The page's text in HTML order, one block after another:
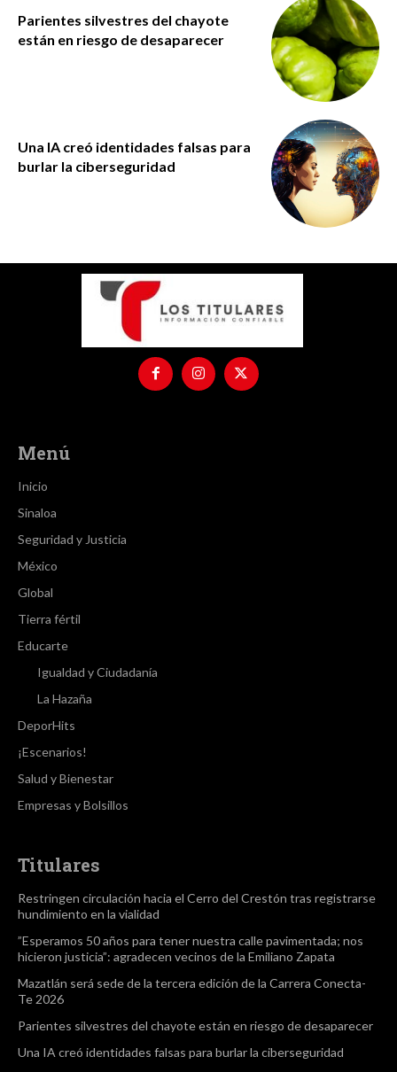
Parientes silvestres del chayote
están en riesgo de desaparecer
Una IA creó identidades falsas para
burlar la ciberseguridad
Menú
Inicio
Sinaloa
Seguridad y Justicia
México
Global
Tierra fértil
Educarte
Igualdad y Ciudadanía
La Hazaña
DeporHits
¡Escenarios!
Salud y Bienestar
Empresas y Bolsillos
Titulares
Restringen circulación hacia el Cerro del Crestón tras registrarse
hundimiento en la vialidad
”Esperamos 50 años para tener nuestra calle pavimentada; nos
hicieron justicia”: agradecen vecinos de la Emiliano Zapata
Mazatlán será sede de la tercera edición de la Carrera Conecta-
Te 2026
Parientes silvestres del chayote están en riesgo de desaparecer
Una IA creó identidades falsas para burlar la ciberseguridad